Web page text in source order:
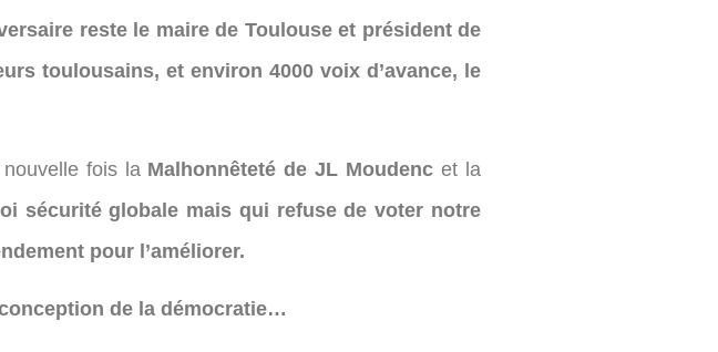
reste le maire de Toulouse et président de
toulousains, et environ 4000 voix d’avance, le
fois la Malhonnêteté de JL Moudenc et la
sécurité globale mais qui refuse de voter notre
pour l’améliorer.
de la démocratie…